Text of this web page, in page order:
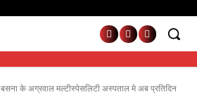
बसना के अग्रवाल मल्टीस्पेसलिटी अस्पताल मे अब प्रतिदिन